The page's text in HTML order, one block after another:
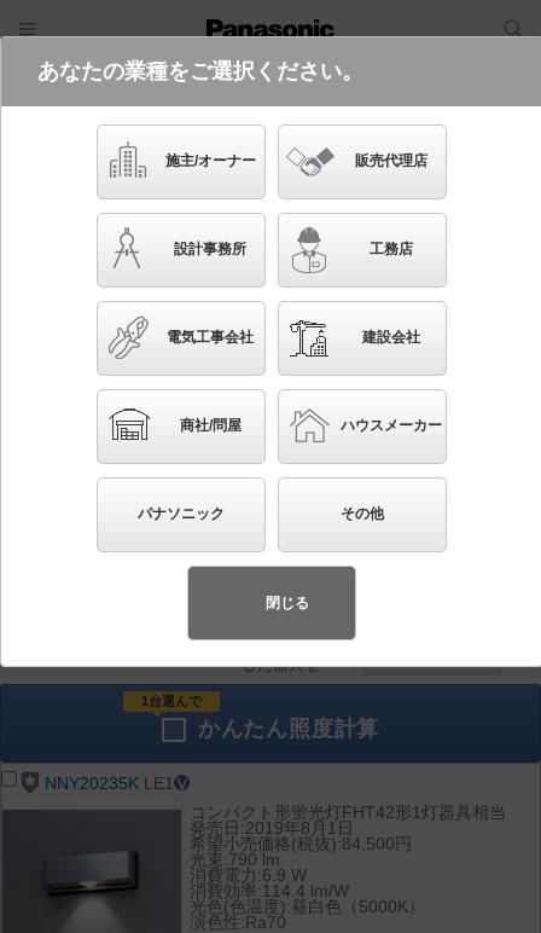
電気・建築設備（ビジネス）
照明器具検索
品番・キーワード
関連商品検索 仕上が違うブラケット
条件を選び直す
1/1▼ ▶
各種データ
チェック
した器具を
1台選んで
かんたん 照度計算
NNY20235K LE1
コンパクト形蛍光灯FHT42形1灯器具相当
発売日:2019年8月1日
希望小売価格(税抜):84,500円
光束:790 lm
消費電力:6.9 W
消費効率:114.4 lm/W
光色(色温度):昼白色（5000K）
演色性:Ra70
あなたの業種をご選択ください。
施主/オーナー 販売代理店
設計事務所 工務店
電気工事会社 建設会社
商社/問屋 ハウスメーカー
パナソニック その他
閉じる